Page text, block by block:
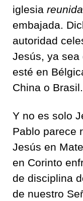
iglesia reunida
embajada.
autoridad
Jesús, ya sea
esté en
China o Brasil.
Y no es solo
Pablo parece
Jesús en
en Corinto
de disciplina
de nuestro